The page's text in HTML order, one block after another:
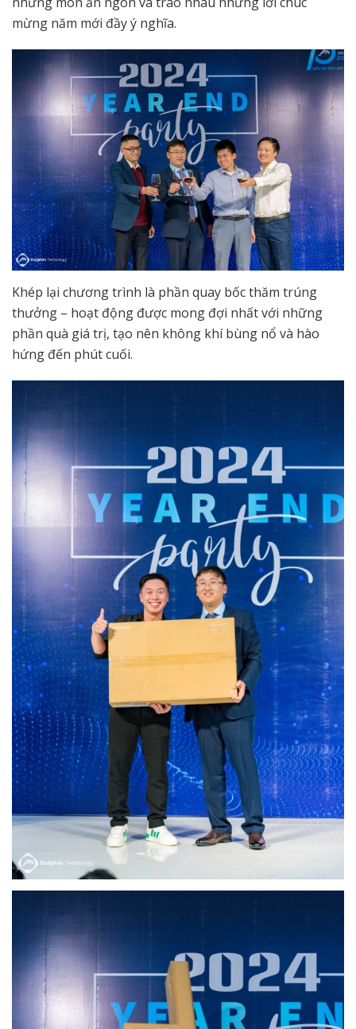
mừng năm mới đầy ý nghĩa.
Khép lại chương trình là phần quay bốc thăm trúng
thưởng – hoạt động được mong đợi nhất với những
phần quà giá trị, tạo nên không khí bùng nổ và hào
hứng đến phút cuối.